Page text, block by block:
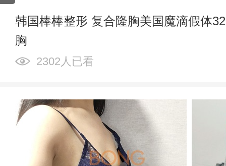
韩国棒棒整形 复合隆胸美国魔滴假体
胸
2302人已看